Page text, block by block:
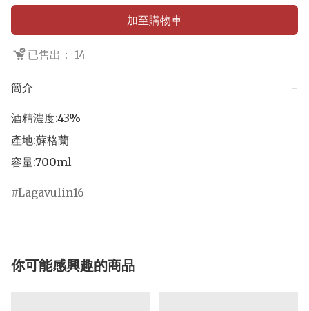
加至購物車
已售出： 14
簡介 −
酒精濃度:43%
產地:蘇格蘭
容量:700ml
Lagavulin16
你可能感興趣的商品